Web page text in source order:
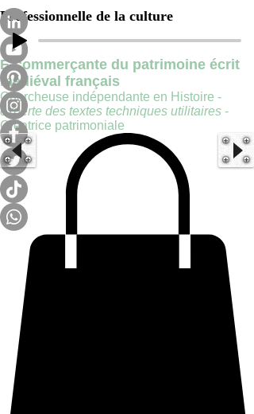
Professionnelle de la culture
E-commerçante du patrimoine écrit
médiéval français
Chercheuse indépendante en Histoire -
experte des textes techniques utilitaires -
Créatrice patrimoniale